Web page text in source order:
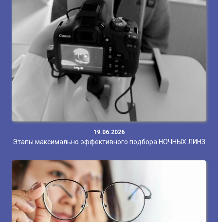
19.06.2026
Этапы максимально эффективного подбора НОЧНЫХ ЛИНЗ